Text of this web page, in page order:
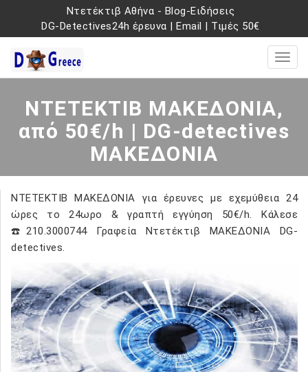
Ντετέκτιβ Αθήνα - Blog-Ειδήσεις
DG-Detectives24h έρευνα |Email | Τιμές 50€
ΝΤΕΤΕΚΤΙΒ ΜΑΚΕΔΟΝΙΑ,
από 50€/h | DG-detectives
ΜΑΚΕΔΟΝΙΑ
ΝΤΕΤΕΚΤΙΒ ΜΑΚΕΔΟΝΙΑ για έρευνες με εχεμύθεια 24
ώρες το 24ωρο & γραπτή εγγύηση 50€/h. Κάλεσε
☎️210.3000744 Γραφεία Ντετέκτιβ ΜΑΚΕΔΟΝΙΑ DG-
detectives.